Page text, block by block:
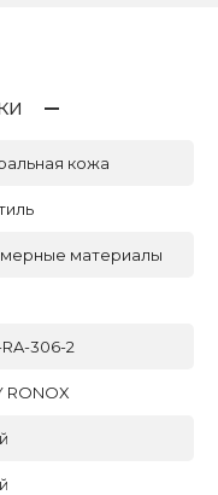
кожа
материалы
306-2
RONOX